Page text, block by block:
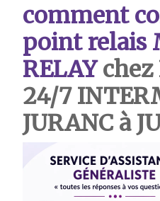
comment
point relais
RELAYchez
24/7
JURANC à